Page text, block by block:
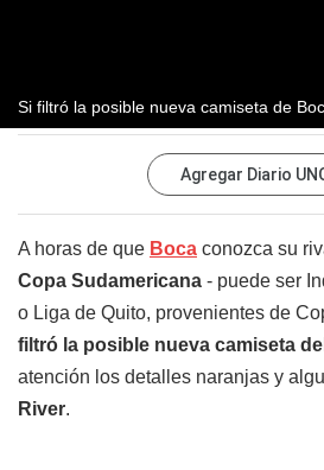
Si filtró la posible nueva camiseta de
Agregar Diario
A horas de que Boca conozca su
Copa Sudamericana - puede ser
o Liga de Quito, provenientes de
filtró la posible nueva camiseta
atención los detalles naranjas y
River.